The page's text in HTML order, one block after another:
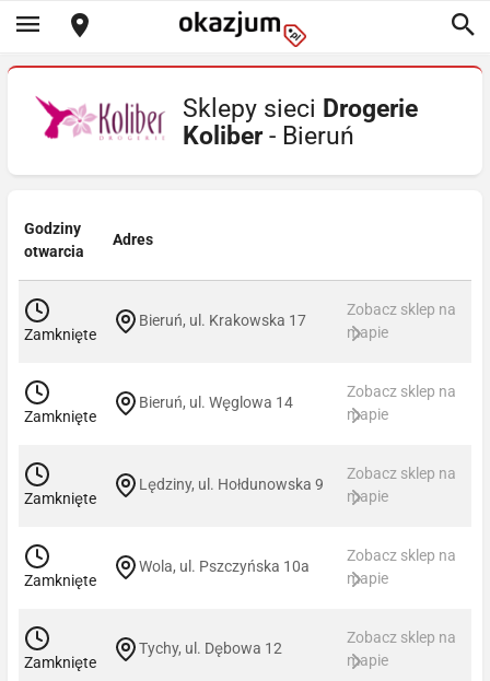
Sklepy sieci Drogerie
Koliber- Bieruń
Godziny
otwarcia
Adres
Zamknięte
Bieruń, ul. Krakowska 17
Zobacz sklep na
mapie
Zamknięte
Bieruń, ul. Węglowa 14
Zobacz sklep na
mapie
Zamknięte
Lędziny, ul. Hołdunowska 9
Zobacz sklep na
mapie
Zamknięte
Wola, ul. Pszczyńska 10a
Zobacz sklep na
mapie
Zamknięte
Tychy, ul. Dębowa 12
Zobacz sklep na
mapie